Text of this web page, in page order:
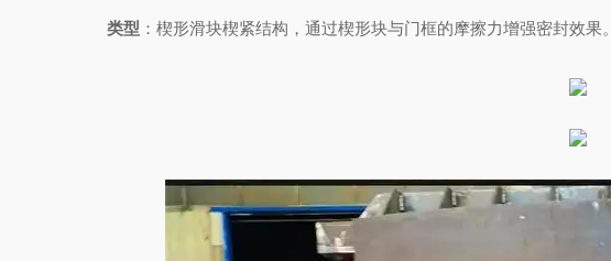
类型 ：楔形滑块楔紧结构，通过楔形块与门框的摩擦力增强密封效果。